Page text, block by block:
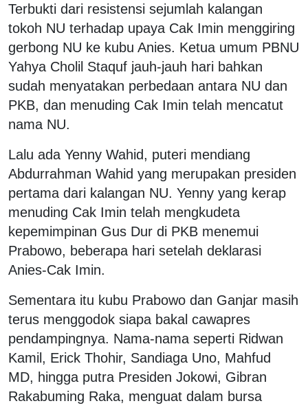
Terbukti dari resistensi sejumlah kalangan
tokoh NU terhadap upaya Cak Imin menggiring
gerbong NU ke kubu Anies. Ketua umum PBNU
Yahya Cholil Staquf jauh-jauh hari bahkan
sudah menyatakan perbedaan antara NU dan
PKB, dan menuding Cak Imin telah mencatut
nama NU.
Lalu ada Yenny Wahid, puteri mendiang
Abdurrahman Wahid yang merupakan presiden
pertama dari kalangan NU. Yenny yang kerap
menuding Cak Imin telah mengkudeta
kepemimpinan Gus Dur di PKB menemui
Prabowo, beberapa hari setelah deklarasi
Anies-Cak Imin.
Sementara itu kubu Prabowo dan Ganjar masih
terus menggodok siapa bakal cawapres
pendampingnya. Nama-nama seperti Ridwan
Kamil, Erick Thohir, Sandiaga Uno, Mahfud
MD, hingga putra Presiden Jokowi, Gibran
Rakabuming Raka, menguat dalam bursa